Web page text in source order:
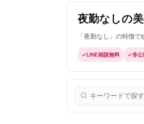
夜勤なしの
「夜勤なし」の特徴
LINE相談無料 非